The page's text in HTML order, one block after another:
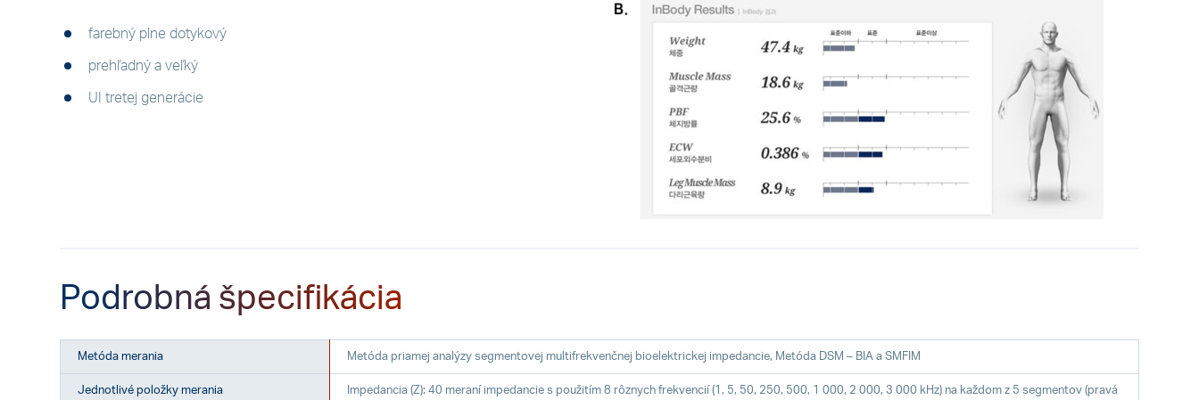
farebný plne dotykový
prehľadný a veľký
UI tretej generácie
Podrobná špecifikácia
Metóda merania Metóda priamej analýzy segmentovej multifrekvenčnej bioelektrickej impedancie, Metóda DSM – BIA a SMFIM
Jednotlivé položky merania
Impedancia (Z): 40 meraní impedancie s použitím 8 rôznych frekvencií (1, 5, 50, 250, 500, 1 000, 2 000, 3 000 kHz) na každom z 5 segmentov (pravá